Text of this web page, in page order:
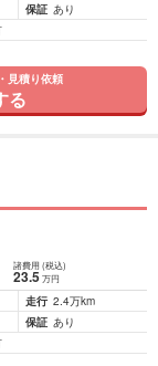
保証 あり
見積り依頼
る
諸費用 (税込)
23.5 万円
走行 2.4万km
保証 あり